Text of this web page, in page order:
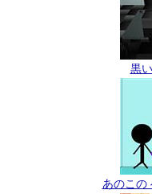
黒
あのこの